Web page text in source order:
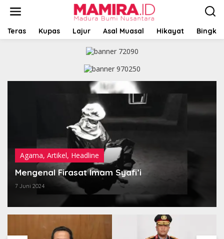
t
Teras Kupas Lajur Asal Muasal Hikayat Bingkai
Agama, Artikel, Headline
Mengenal Firasat Imam Syafi’i
7 Juni 2024